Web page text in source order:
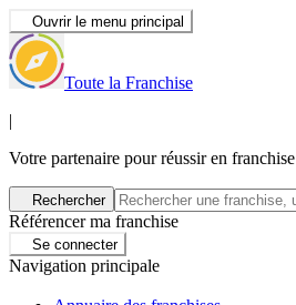
Ouvrir le menu principal
Toute la Franchise
|
Votre partenaire pour réussir en franchise
Rechercher
Référencer ma franchise
Se connecter
Navigation principale